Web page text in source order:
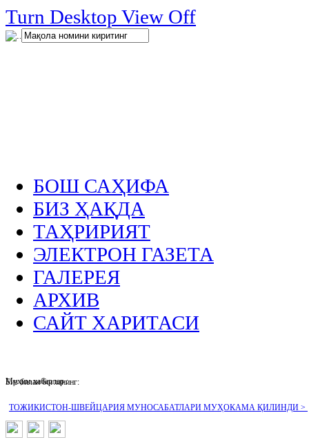
Turn Desktop View Off
.
БОШ САҲИФА
БИЗ ҲАҚДА
ТАҲРИРИЯТ
ЭЛЕКТРОН ГАЗЕТА
ГАЛЕРЕЯ
АРХИВ
САЙТ ХАРИТАСИ
Муҳим хабарлар :
ТОЖИКИСТОН-ШВЕЙЦАРИЯ МУНОСАБАТЛАРИ МУҲОКАМА ҚИЛИНДИ >
Биз билан боғланинг: